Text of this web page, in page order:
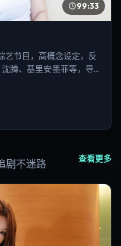
99:33
艺节目，高概念设定，反
腾、基里安·墨菲等，导
剧不迷路 查看更多